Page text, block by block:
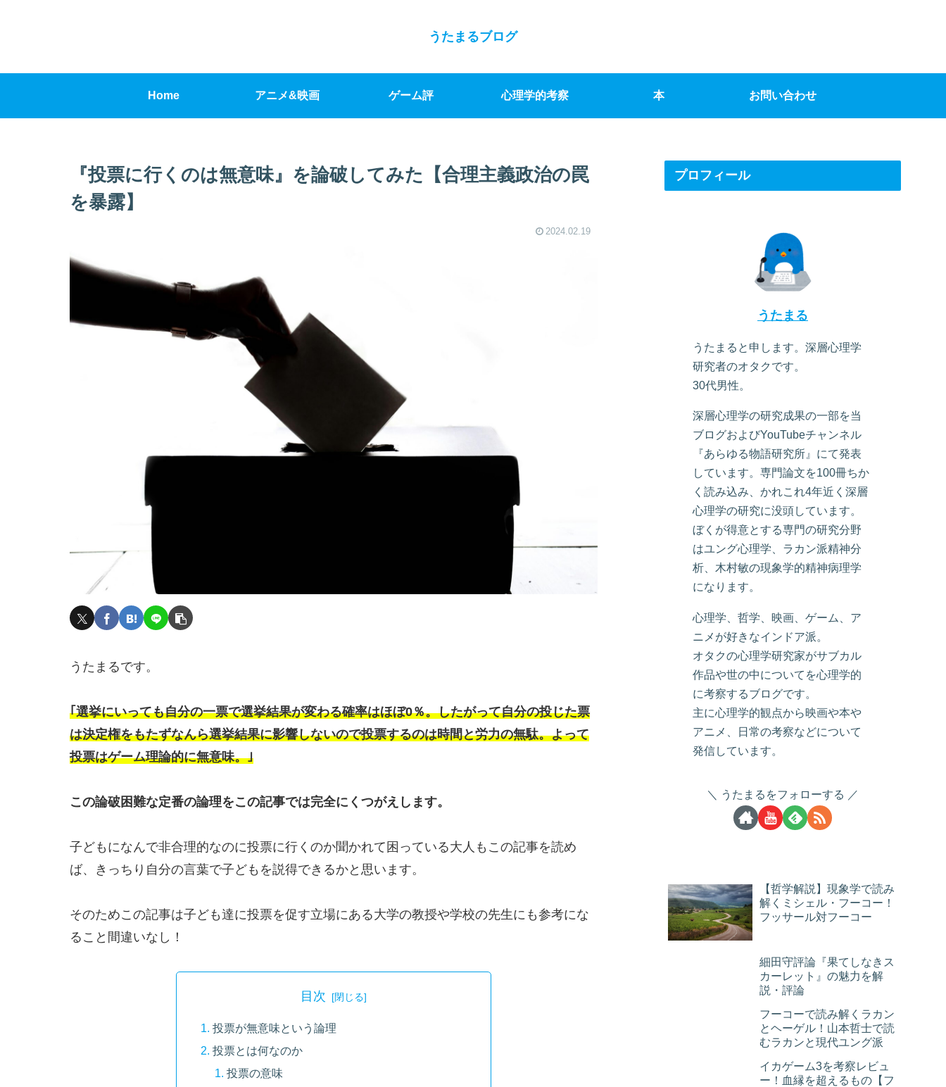
うたまるブログ
Home アニメ&映画 ゲーム評 心理学的考察 本 お問い合わせ
『投票に行くのは無意味』を論破してみた【合理主義政治の罠
を暴露】
2024.02.19
うたまるです。
｢選挙にいっても自分の一票で選挙結果が変わる確率はほぼ0％。したがって自分の投じた票
は決定権をもたずなんら選挙結果に影響しないので投票するのは時間と労力の無駄。よって
投票はゲーム理論的に無意味。｣
この論破困難な定番の論理をこの記事では完全にくつがえします。
子どもになんで非合理的なのに投票に行くのか聞かれて困っている大人もこの記事を読め
ば、きっちり自分の言葉で子どもを説得できるかと思います。
そのためこの記事は子ども達に投票を促す立場にある大学の教授や学校の先生にも参考にな
ること間違いなし！
目次
投票が無意味という論理
投票とは何なのか
投票の意味
プロフィール
うたまる
うたまると申します。深層心理学
研究者のオタクです。
30代男性。
深層心理学の研究成果の一部を当
ブログおよびYouTubeチャンネル
『あらゆる物語研究所』にて発表
しています。専門論文を100冊ちか
く読み込み、かれこれ4年近く深層
心理学の研究に没頭しています。
ぼくが得意とする専門の研究分野
はユング心理学、ラカン派精神分
析、木村敏の現象学的精神病理学
になります。
心理学、哲学、映画、ゲーム、ア
ニメが好きなインドア派。
オタクの心理学研究家がサブカル
作品や世の中についてを心理学的
に考察するブログです。
主に心理学的観点から映画や本や
アニメ、日常の考察などについて
発信しています。
うたまるをフォローする
【哲学解説】現象学で読み
解くミシェル・フーコー！
フッサール対フーコー
細田守評論『果てしなきス
カーレット』の魅力を解
説・評論
フーコーで読み解くラカン
とヘーゲル！山本哲士で読
むラカンと現代ユング派
イカゲーム3を考察レビュ
ー！血縁を超えるもの【フ